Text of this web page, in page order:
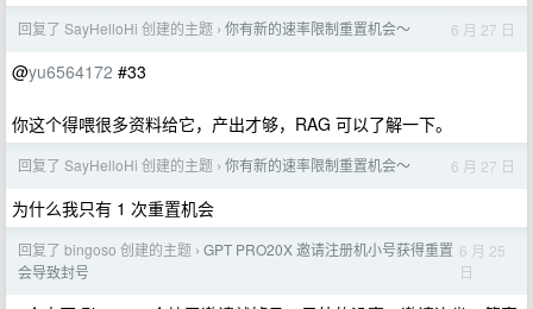
回复了 SayHelloHi 创建的主题 › 你有新的速率限制重置机会～ 6 月 27 日
@yu6564172 #33
你这个得喂很多资料给它，产出才够，RAG 可以了解一下。
回复了 SayHelloHi 创建的主题 › 你有新的速率限制重置机会～ 6 月 27 日
为什么我只有 1 次重置机会
回复了 bingoso 创建的主题 › GPT PRO20X 邀请注册机小号获得重置
会导致封号
6 月 25
日